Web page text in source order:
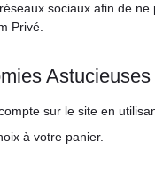
sociaux afin de
Privé.
sur le site en
à votre panier.